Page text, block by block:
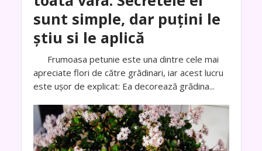
sunt simple, dar puțini le
știu si le aplică
Frumoasa petunie este una dintre cele mai
apreciate flori de către grădinari, iar acest lucru
este ușor de explicat: Ea decorează grădina...